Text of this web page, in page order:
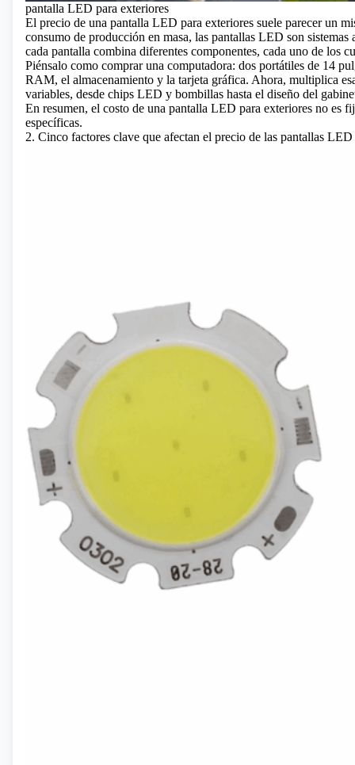
pantalla LED para exteriores
El precio de una pantalla LED para exteriores suele parecer un
consumo de producción en masa, las pantallas LED son
cada pantalla combina diferentes componentes, cada uno de los
Piénsalo como comprar una computadora: dos portátiles de 14
RAM, el almacenamiento y la tarjeta gráfica. Ahora, multiplica
variables, desde chips LED y bombillas hasta el diseño del
En resumen, el costo de una pantalla LED para exteriores no es
específicas.
2. Cinco factores clave que afectan el precio de las pantallas